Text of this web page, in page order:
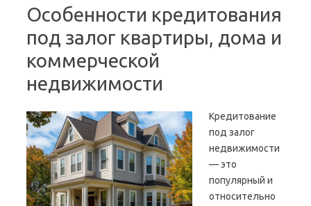
Особенности кредитования
под залог квартиры, дома и
коммерческой
недвижимости
Кредитование
под залог
недвижимости
— это
популярный и
относительно